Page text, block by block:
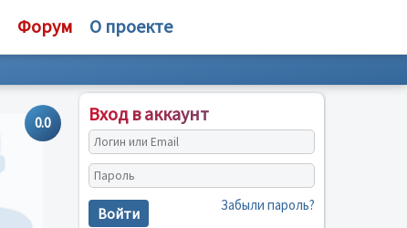
Форум О проекте
0.0 Вход в аккаунт
Войти Забыли пароль?